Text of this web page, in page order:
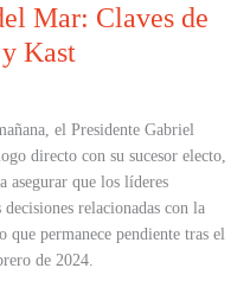
Mar: Claves de
Kast
el Presidente Gabriel
directo con su sucesor electo,
asegurar que los líderes
relacionadas con la
que permanece pendiente tras el
de 2024.